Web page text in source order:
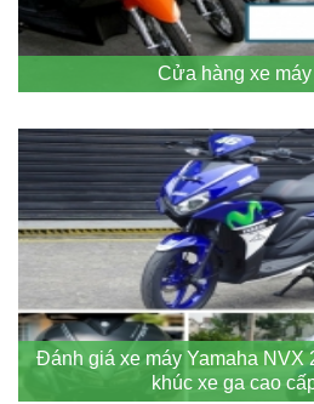
Cửa hàng xe
Đánh giá xe máy Yamaha NVX
khúc xe ga cao